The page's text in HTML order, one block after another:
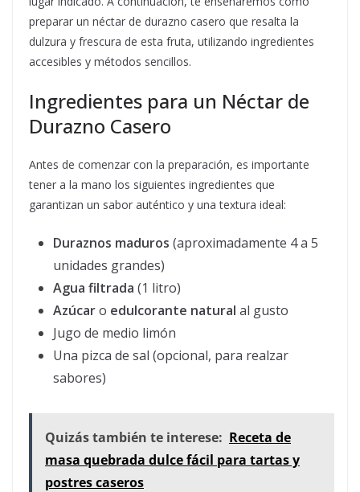
preparar un néctar de durazno casero que resalta la
dulzura y frescura de esta fruta, utilizando ingredientes
accesibles y métodos sencillos.
Ingredientes para un Néctar de
Durazno Casero
Antes de comenzar con la preparación, es importante
tener a la mano los siguientes ingredientes que
garantizan un sabor auténtico y una textura ideal:
Duraznos maduros (aproximadamente 4 a 5
unidades grandes)
Agua filtrada (1 litro)
Azúcaro edulcorante natural al gusto
Jugo de medio limón
Una pizca de sal (opcional, para realzar
sabores)
Quizás también te interese: Receta de
masa quebrada dulce fácil para tartas y
postres caseros